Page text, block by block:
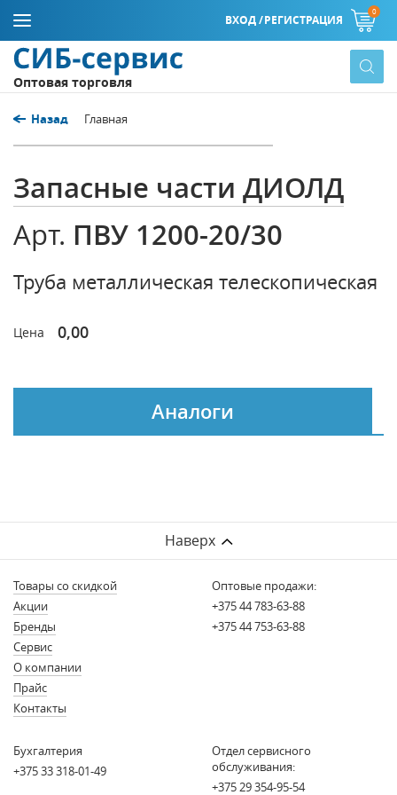
ВХОД /РЕГИСТРАЦИЯ
0
Оптовая торговля
Назад Главная
Запасные части ДИОЛД
Арт. ПВУ 1200-20/30
Труба металлическая телескопическая
Цена 0,00
Аналоги
Наверх
Товары со скидкой
Акции
Бренды
Сервис
О компании
Прайс
Контакты
Оптовые продажи:
+375 44 783-63-88
+375 44 753-63-88
Бухгалтерия
+375 33 318-01-49
Отдел сервисного
обслуживания:
+375 29 354-95-54